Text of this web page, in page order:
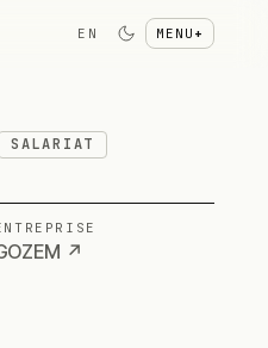
EN MENU +
SALARIAT
↗